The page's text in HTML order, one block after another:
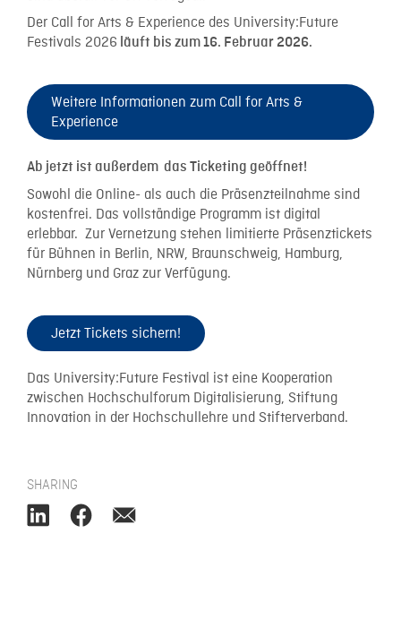
Der Call for Arts & Experience des University:Future
Festivals 2026 läuft bis zum 16. Februar 2026.
Weitere Informationen zum Call for Arts &
Experience
Ab jetzt ist außerdem das Ticketing geöffnet!
Sowohl die Online- als auch die Präsenzteilnahme sind
kostenfrei. Das vollständige Programm ist digital
erlebbar. Zur Vernetzung stehen limitierte Präsenztickets
für Bühnen in Berlin, NRW, Braunschweig, Hamburg,
Nürnberg und Graz zur Verfügung.
Jetzt Tickets sichern!
Das University:Future Festival ist eine Kooperation
zwischen Hochschulforum Digitalisierung, Stiftung
Innovation in der Hochschullehre und Stifterverband.
SHARING